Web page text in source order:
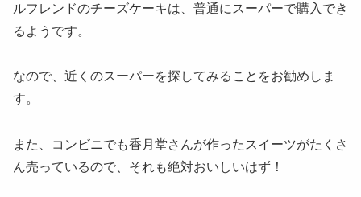
ルフレンドのチーズケーキは、普通にスーパーで購入でき
るようです。
なので、近くのスーパーを探してみることをお勧めしま
す。
また、コンビニでも香月堂さんが作ったスイーツがたくさ
ん売っているので、それも絶対おいしいはず！